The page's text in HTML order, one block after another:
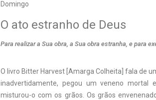
Domingo
O ato estranho de Deus
Para realizar a Sua obra, a Sua obra estranha, e para
O livro Bitter Harvest [Amarga Colheita] fala de
inadvertidamente, pegou um veneno mortal
misturou-o com os grãos. Os grãos